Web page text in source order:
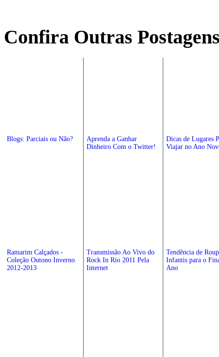
Confira Outras
Blogs: Parciais ou Não?
Aprenda a Ganhar
Dinheiro Com o Twitter!
Dicas de Lugares
Viajar no Ano
Ramarim Calçados -
Coleção Outono Inverno
2012-2013
Transmissão Ao Vivo do
Rock In Rio 2011 Pela
Internet
Tendência de
Infantis para o
Ano